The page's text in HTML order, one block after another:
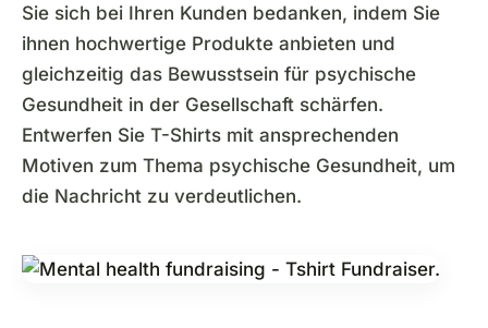
Sie sich bei Ihren Kunden bedanken, indem Sie
ihnen hochwertige Produkte anbieten und
gleichzeitig das Bewusstsein für psychische
Gesundheit in der Gesellschaft schärfen.
Entwerfen Sie T-Shirts mit ansprechenden
Motiven zum Thema psychische Gesundheit, um
die Nachricht zu verdeutlichen.